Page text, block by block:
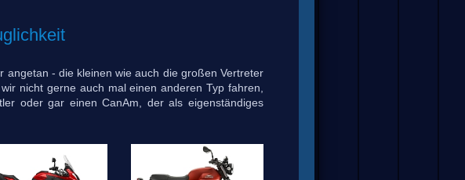
angetan - die kleinen wie auch die großen Vertreter
nicht gerne auch mal einen anderen Typ fahren,
oder gar einen CanAm, der als eigenständiges